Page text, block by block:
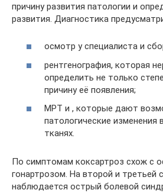
причину развития патологии и
развития. Диагностика
осмотр у специалиста и
рентгенография, которая
определить не только
причину её появления;
МРТ и , которые дают
патологические изменения
тканях.
По симптомам коксартроз схож с
гонартрозом. На второй и третьей
наблюдается острый болевой